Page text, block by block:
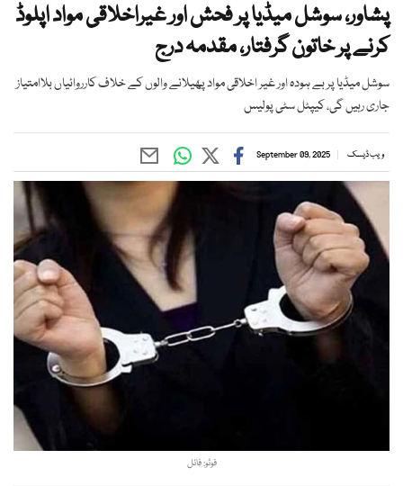
پشاور، سوشل میڈیا پر فحش اور غیراخلاقی مواد اپلوڈ
کرنے پر خاتون گرفتار، مقدمہ درج
سوشل میڈیا پر بے ہودہ اور غیر اخلاقی مواد پھیلانے والوں کے خلاف کارروائیاں بلاامتیاز
جاری رہیں گی، کیپٹل سٹی پولیس
ویب ڈیسک September 09, 2025
فوٹو: فائل